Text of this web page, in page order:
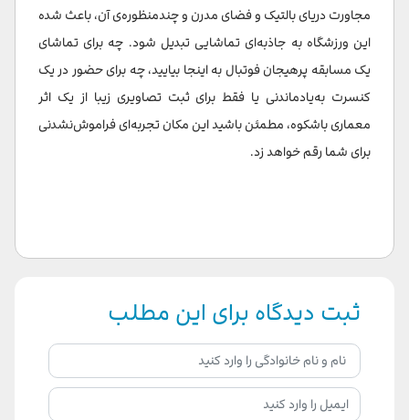
مجاورت دریای بالتیک و فضای مدرن و چندمنظوره‌ی آن، باعث شده
این ورزشگاه به جاذبه‌ای تماشایی تبدیل شود. چه برای تماشای
یک مسابقه پرهیجان فوتبال به اینجا بیایید، چه برای حضور در یک
کنسرت به‌یادماندنی یا فقط برای ثبت تصاویری زیبا از یک اثر
معماری باشکوه، مطمئن باشید این مکان تجربه‌ای فراموش‌نشدنی
برای شما رقم خواهد زد.
ثبت دیدگاه برای این مطلب